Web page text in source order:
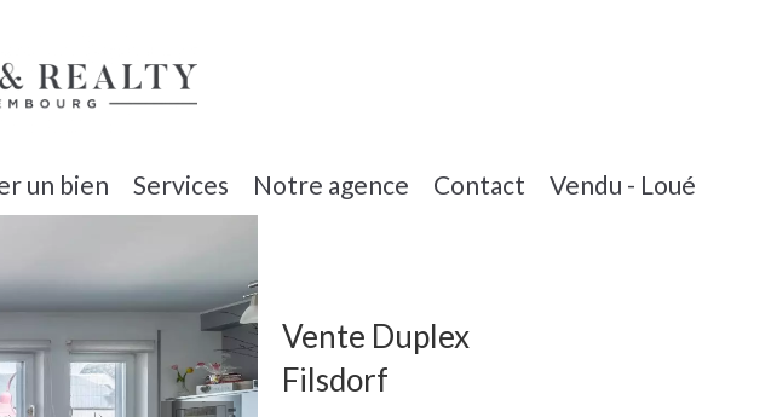
un bien Services Notre agence Contact Vendu - Loué
Vente Duplex
Filsdorf